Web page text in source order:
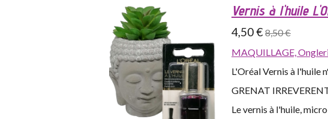
Vernis à l'huile
4,50 € 8,50 €
MAQUILLAGE,
L'Oréal Vernis à l'huile
GRENAT
Le vernis à l'huile,